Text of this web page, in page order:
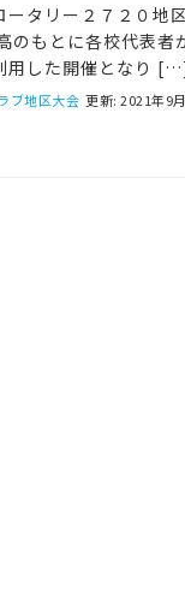
ータリー２７２０地
のもとに各校代表
用した開催となり
ブ地区大会 更新: 2021年9